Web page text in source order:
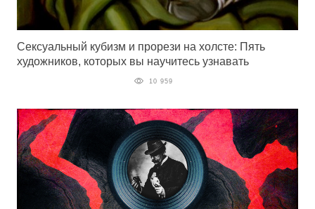
Сексуальный кубизм и прорези на холсте: Пять
художников, которых вы научитесь узнавать
10 959